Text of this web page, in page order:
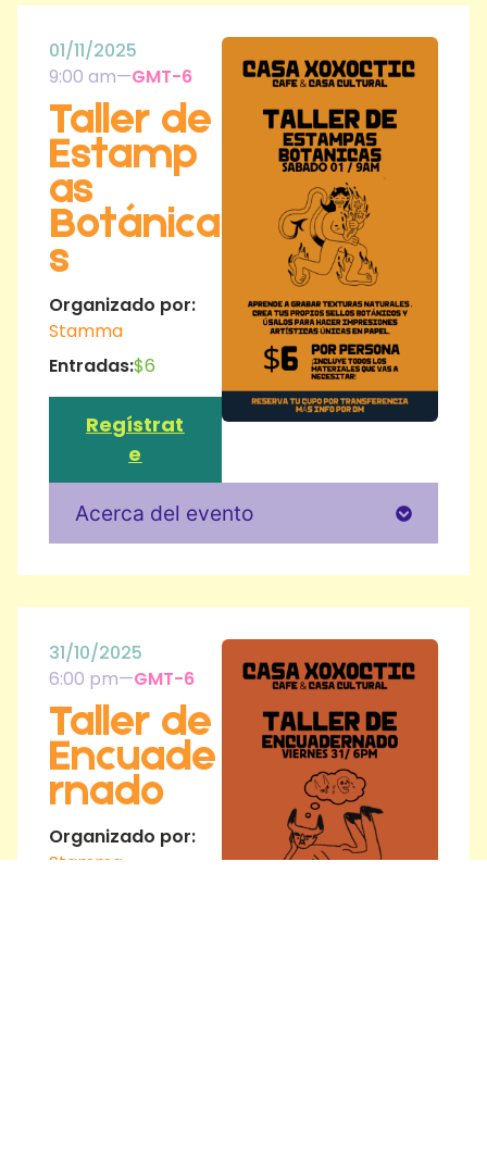
01/11/2025
9:00 am—GMT-6
Taller de
Estamp
as
Botánica
s
Organizado por:
Stamma
Entradas:$6
Regístrat
e
Acerca del evento
31/10/2025
6:00 pm—GMT-6
Taller de
Encuade
rnado
Organizado por:
Stamma